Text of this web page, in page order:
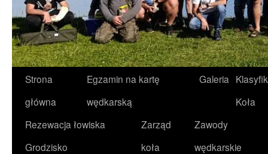
Przeskocz
do
treści
Strona
główna
Egzamin na kartę
wędkarską
Galeria
Koła
Rezewacja łowiska
Grodzisko
Zarząd
koła
Zawody
wędkarskie